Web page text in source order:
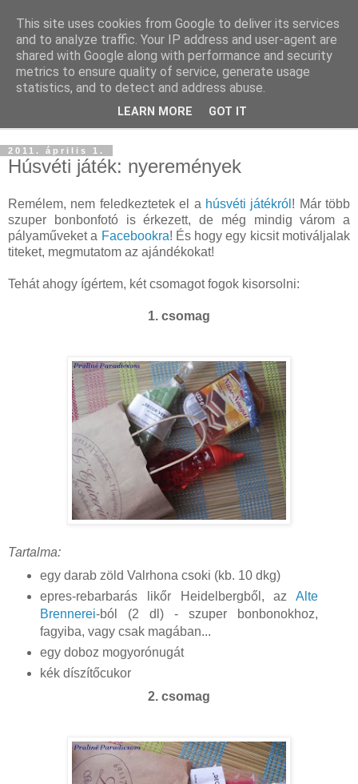
2011. április 1.
Húsvéti játék: nyeremények
Remélem, nem feledkeztetek el a húsvéti játékról ! Már több
szuper bonbonfotó is érkezett, de még mindig várom a
pályaműveket a Facebookra! És hogy egy kicsit motiváljalak
titeket, megmutatom az ajándékokat!
Tehát ahogy ígértem, két csomagot fogok kisorsolni:
1. csomag
Tartalma:
egy darab zöld Valrhona csoki (kb. 10 dkg)
epres-rebarbarás likőr Heidelbergből, azAlte
Brennerei-ból (2 dl) - szuper bonbonokhoz,
fagyiba, vagy csak magában...
egy doboz mogyorónugát
kék díszítőcukor
2. csomag
This site uses cookies from Google to deliver its services
and to analyze traffic. Your IP address and user-agent are
shared with Google along with performance and security
metrics to ensure quality of service, generate usage
statistics, and to detect and address abuse.
LEARN MORE GOT IT